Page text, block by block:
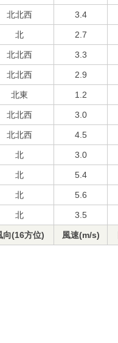
北北西 3.4
北 2.7
北北西 3.3
北北西 2.9
北東 1.2
北北西 3.0
北北西 4.5
北 3.0
北 5.4
北 5.6
北 3.5
向(16方位) 風速(m/s)